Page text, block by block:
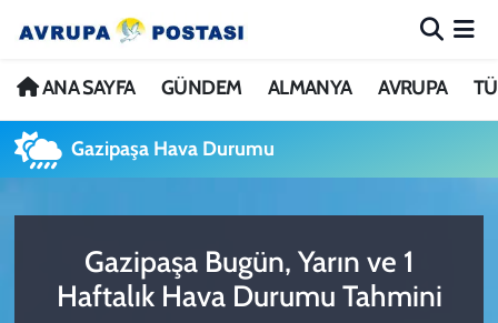
ANA SAYFA GÜNDEM ALMANYA AVRUPA
Gazipaşa Hava Durumu
Gazipaşa Bugün, Yarın ve 1
Haftalık Hava Durumu Tahmini
ANA SAYFA
GÜNDEM
AVRUPA
TÜRKİYE
Nöbetçi Eczaneler
Hava Durumu
Trafik Durumu
Avrupa Ligi Puan Durumu ve Fikstür